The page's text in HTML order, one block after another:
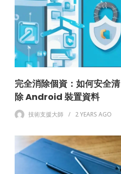
完全消除個資：如何安全清
除 Android 裝置資料
技術支援大師 2 YEARS AGO